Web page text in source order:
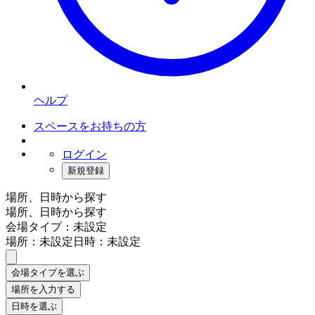
ヘルプ
スペースをお持ちの方
ログイン
新規登録
場所、日時から探す
場所、日時から探す
会場タイプ：未設定
場所：未設定日時：未設定
会場タイプを選ぶ
場所を入力する
日時を選ぶ